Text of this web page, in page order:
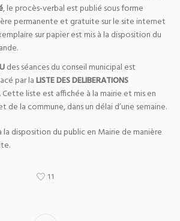
, le procès-verbal est publié sous forme
permanente et gratuite sur le site internet
sur papier est mis à la disposition du
des séances du conseil municipal est
par laLISTE DES DELIBERATIONS
Cette liste est affichée à la mairie et mis en
de la commune, dans un délai d’une semaine.
la disposition du public en Mairie de manière
11